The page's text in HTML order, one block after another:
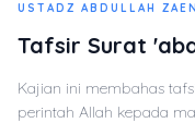
USTADZ ABDULLAH
Tafsir Surat
Kajian ini membahas
perintah Allah kepada